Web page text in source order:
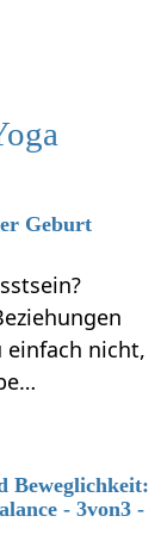
Geburt
einfach nicht,
Beweglichkeit:
- 3von3 -